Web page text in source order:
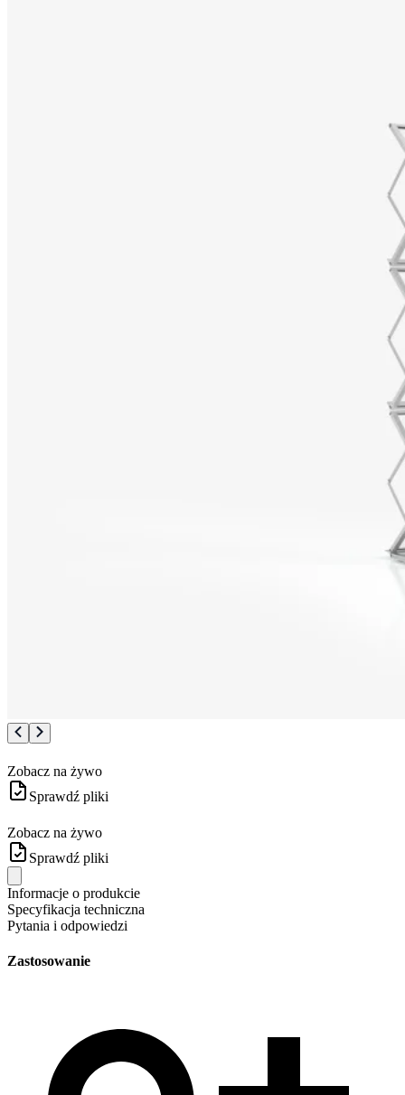
Zobacz na żywo
Sprawdź pliki
Zobacz na żywo
Sprawdź pliki
Informacje o produkcie
Specyfikacja techniczna
Pytania i odpowiedzi
Zastosowanie